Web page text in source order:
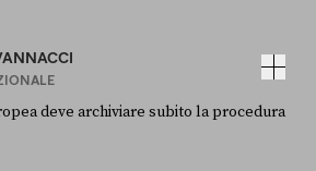
deve archiviare subito la procedura